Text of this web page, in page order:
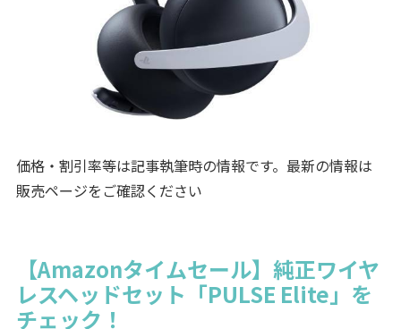
価格・割引率等は記事執筆時の情報です。最新の情報は
販売ページをご確認ください
【Amazonタイムセール】純正ワイヤ
レスヘッドセット「PULSE Elite」を
チェック！